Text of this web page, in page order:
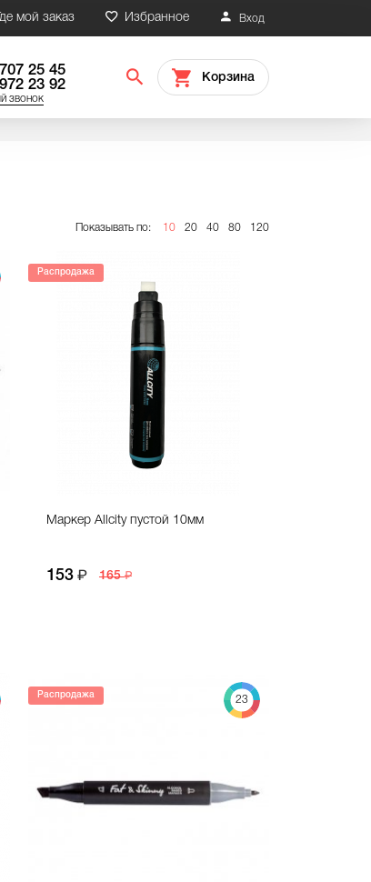
Вход
Избранное
Где мой заказ
25 45
23 92
звонок
Корзина
Показывать по: 10 20 40 80 120
Распродажа
Маркер Allcity пустой 10мм
153 165
23
Распродажа